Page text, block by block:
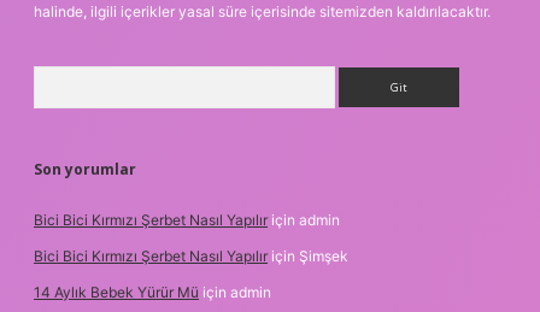
halinde, ilgili içerikler yasal süre içerisinde sitemizden kaldırılacaktır.
Son yorumlar
Bici Bici Kırmızı Şerbet Nasıl Yapılır için admin
Bici Bici Kırmızı Şerbet Nasıl Yapılır için Şimşek
14 Aylık Bebek Yürür Mü için admin